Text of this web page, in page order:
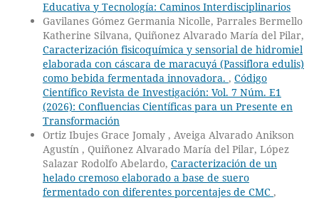
Educativa y Tecnología: Caminos Interdisciplinarios
Gavilanes Gómez Germania Nicolle, Parrales Bermello
Katherine Silvana, Quiñonez Alvarado María del Pilar,
Caracterización fisicoquímica y sensorial de hidromiel
elaborada con cáscara de maracuyá (Passiflora edulis)
como bebida fermentada innovadora. , Código
Científico Revista de Investigación: Vol. 7 Núm. E1
(2026): Confluencias Científicas para un Presente en
Transformación
Ortiz Ibujes Grace Jomaly , Aveiga Alvarado Anikson
Agustín , Quiñonez Alvarado María del Pilar, López
Salazar Rodolfo Abelardo, Caracterización de un
helado cremoso elaborado a base de suero
fermentado con diferentes porcentajes de CMC ,